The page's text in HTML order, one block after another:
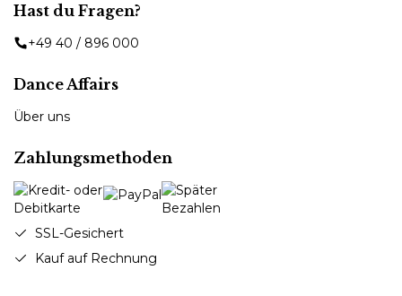
Hast du Fragen?
+49 40 / 896 000
Dance Affairs
Über uns
Zahlungsmethoden
SSL-Gesichert
Kauf auf Rechnung